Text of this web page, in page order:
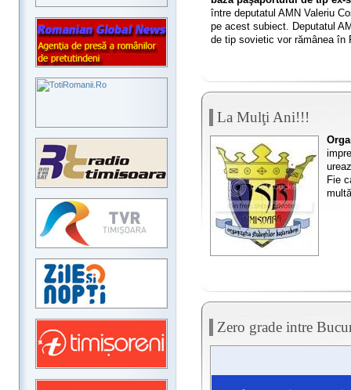
între deputatul AMN Valeriu
pe acest subiect. Deputatul
de tip sovietic vor rămânea
La Mulţi Ani!!!
Fie
Zero grade intre